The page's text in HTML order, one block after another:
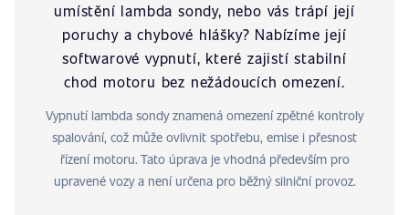
umístění lambda sondy, nebo vás trápí její
poruchy a chybové hlášky? Nabízíme její
softwarové vypnutí, které zajistí stabilní
chod motoru bez nežádoucích omezení.
Vypnutí lambda sondy znamená omezení zpětné kontroly
spalování, což může ovlivnit spotřebu, emise i přesnost
řízení motoru. Tato úprava je vhodná především pro
upravené vozy a není určena pro běžný silniční provoz.